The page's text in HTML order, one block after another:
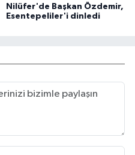
Nilüfer'de Başkan Özdemir,
Esentepeliler'i dinledi